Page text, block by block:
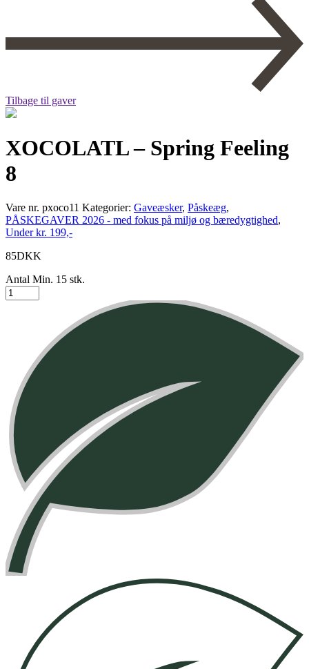
Tilbage til gaver
XOCOLATL – Spring Feeling
8
Vare nr. pxoco11 Kategorier: Gaveæsker, Påskeæg,
PÅSKEGAVER 2026 - med fokus på miljø og bæredygtighed,
Under kr. 199,-
85DKK
Antal Min. 15 stk.
XOCOLATL
-